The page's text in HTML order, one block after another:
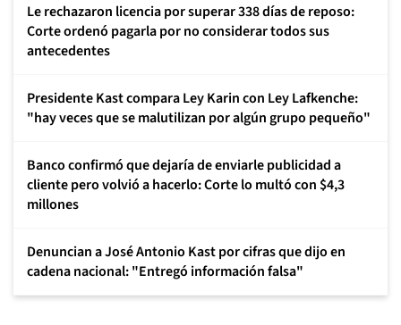
Le rechazaron licencia por superar 338 días de reposo:
Corte ordenó pagarla por no considerar todos sus
antecedentes
Presidente Kast compara Ley Karin con Ley Lafkenche:
"hay veces que se malutilizan por algún grupo pequeño"
Banco confirmó que dejaría de enviarle publicidad a
cliente pero volvió a hacerlo: Corte lo multó con $4,3
millones
Denuncian a José Antonio Kast por cifras que dijo en
cadena nacional: "Entregó información falsa"